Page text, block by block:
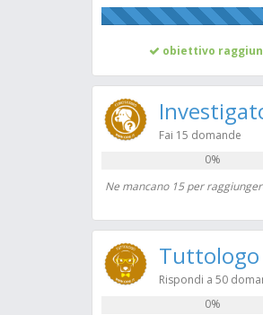
obiettivo
Fai 15 domande
0%
Ne mancano 15 per
Tuttologo
Rispondi a 50
0%